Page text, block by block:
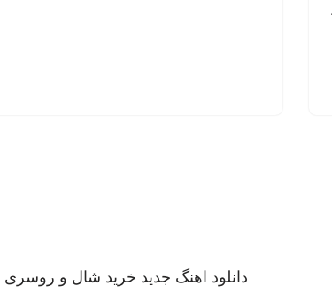
دانلود اهنگ جدید خرید شال و روسری